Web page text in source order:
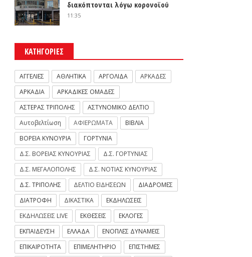
διακόπτονται λόγω κορονοϊού
11:35
ΚΑΤΗΓΟΡΙΕΣ
ΑΓΓΕΛΙΕΣ ΑΘΛΗΤΙΚΑ ΑΡΓΟΛΙΔΑ
ΑΡΚΑΔΕΣ
ΑΡΚΑΔΙΑ
ΑΡΚΑΔΙΚΕΣ ΟΜΑΔΕΣ
ΑΣΤΕΡΑΣ ΤΡΙΠΟΛΗΣ
ΑΣΤΥΝΟΜΙΚΟ ΔΕΛΤΙΟ
Αυτοβελτίωση
ΑΦΙΕΡΩΜΑΤΑ
ΒΙΒΛΙΑ
ΒΟΡΕΙΑ ΚΥΝΟΥΡΙΑ
ΓΟΡΤΥΝΙΑ
Δ.Σ. ΒΟΡΕΙΑΣ ΚΥΝΟΥΡΙΑΣ
Δ.Σ. ΓΟΡΤΥΝΙΑΣ
Δ.Σ. ΜΕΓΑΛΟΠΟΛΗΣ
Δ.Σ. ΝΟΤΙΑΣ ΚΥΝΟΥΡΙΑΣ
Δ.Σ. ΤΡΙΠΟΛΗΣ
ΔΕΛΤΙΟ ΕΙΔΗΣΕΩΝ
ΔΙΑΔΡΟΜΕΣ
ΔΙΑΤΡΟΦΗ
ΔΙΚΑΣΤΙΚΑ
ΕΚΔΗΛΩΣΕΙΣ
ΕΚΔΗΛΩΣΕΙΣ LIVE
ΕΚΘΕΣΕΙΣ
ΕΚΛΟΓΕΣ
ΕΚΠΑΙΔΕΥΣΗ
ΕΛΛΑΔΑ
ΕΝΟΠΛΕΣ ΔΥΝΑΜΕΙΣ
ΕΠΙΚΑΙΡΟΤΗΤΑ
ΕΠΙΜΕΛΗΤΗΡΙΟ
ΕΠΙΣΤΗΜΕΣ